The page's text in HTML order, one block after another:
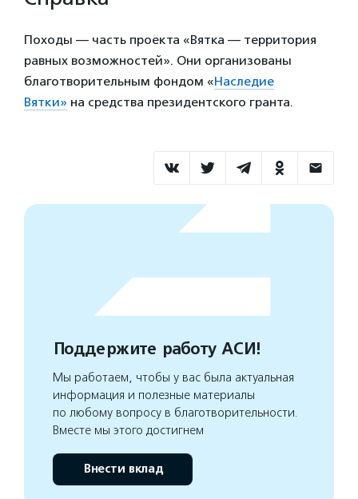
Походы — часть проекта «Вятка — территория
равных возможностей». Они организованы
благотворительным фондом «Наследие
Вятки» на средства президентского гранта.
Поддержите работу АСИ!
Мы работаем, чтобы у вас была актуальная
информация и полезные материалы
по любому вопросу в благотворительности.
Вместе мы этого достигнем
Внести вклад